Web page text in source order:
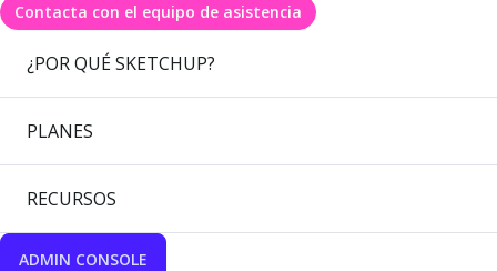
Contacta con el equipo de asistencia
¿POR QUÉ SKETCHUP?
PLANES
RECURSOS
ADMIN CONSOLE